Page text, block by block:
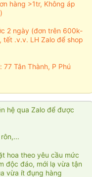
hàng >1tr, Không áp
2 ngày (đơn trên 600k-
tết .v.v. LH Zalo để shop
Tân Thành, P Phú
hệ qua Zalo để được
hoa theo yêu cầu mức
độc đáo, mới lạ vừa tận
vừa ít đụng hàng